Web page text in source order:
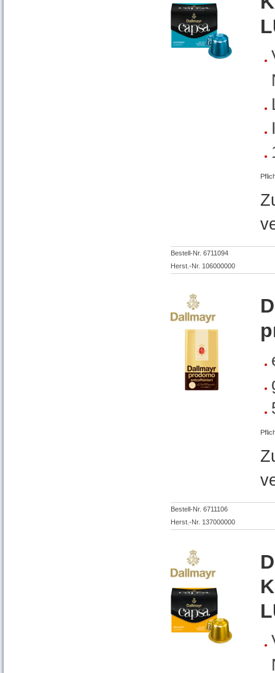
Bestell-Nr. 6711094
Herst.-Nr. 106000000
Bestell-Nr. 6711106
Herst.-Nr. 137000000